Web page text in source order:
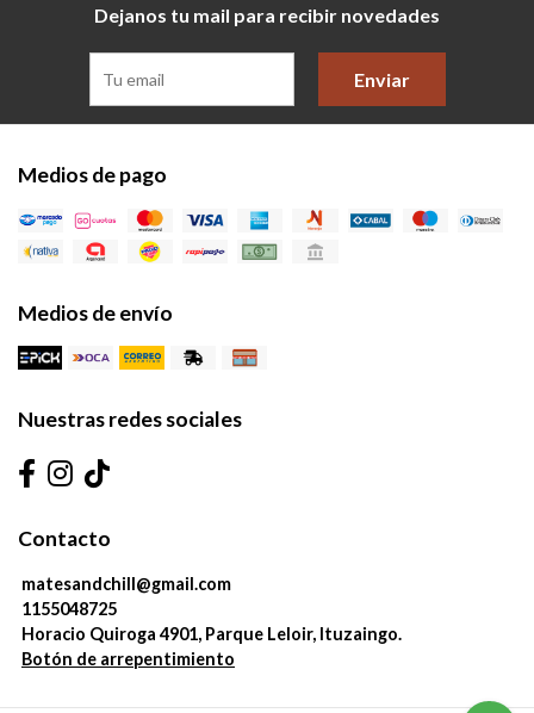
Dejanos tu mail para recibir novedades
Enviar
Medios de pago
Medios de envío
Nuestras redes sociales
Contacto
matesandchill@gmail.com
1155048725
Horacio Quiroga 4901, Parque Leloir, Ituzaingo.
Botón de arrepentimiento